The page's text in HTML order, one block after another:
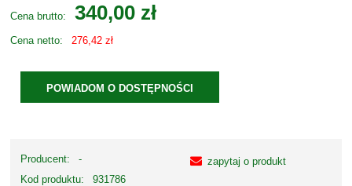
Cena brutto: 340,00 zł
Cena netto: 276,42 zł
POWIADOM O DOSTĘPNOŚCI
Producent:
-
Kod produktu:
931786
zapytaj o produkt